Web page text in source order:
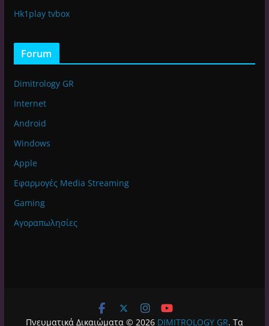
Hk1play tvbox
Forum
Dimitrology GR
Internet
Android
Windows
Apple
Εφαρμογές Media Streaming
Gaming
Αγοραπωλησίες
Πνευματικά Δικαιώματα © 2026 DIMITROLOGY GR. Τα